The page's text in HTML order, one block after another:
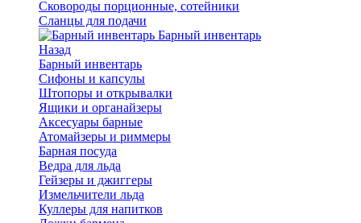
Сковороды порционные, сотейники
Сланцы для подачи
Барный инвентарь
Назад
Барный инвентарь
Сифоны и капсулы
Штопоры и открывалки
Ящики и органайзеры
Аксесуары барные
Атомайзеры и риммеры
Барная посуда
Ведра для льда
Гейзеры и джиггеры
Измельчители льда
Куллеры для напитков